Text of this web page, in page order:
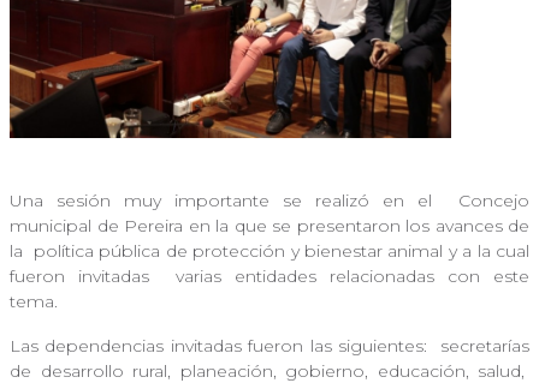
Una sesión muy importante se realizó en el
Concejo
municipal de Pereira en la que se presentaron los avances de
la
política pública de protección y bienestar animal y a la cual
fueron invitadas
varias entidades relacionadas con este
tema.
Las dependencias invitadas fueron las siguientes:
secretarías
de desarrollo rural, planeación, gobierno, educación, salud,